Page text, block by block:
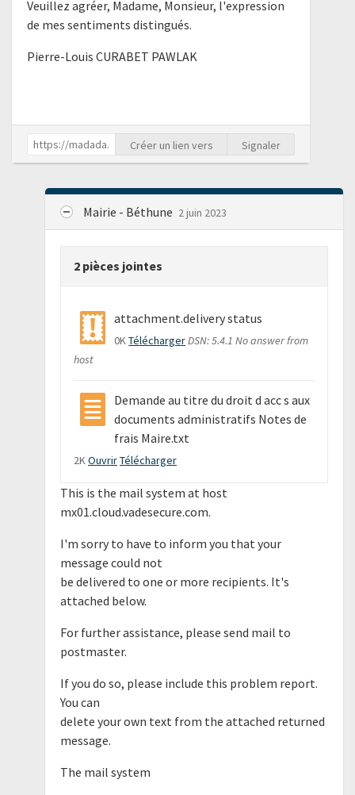
Veuillez agréer, Madame, Monsieur, l'expression
de mes sentiments distingués.
Pierre-Louis CURABET PAWLAK
Créer un lien vers Signaler
Mairie - Béthune 2 juin 2023
2 pièces jointes
attachment.delivery status
0KTéléchargerDSN: 5.4.1 No answer from
host
Demande au titre du droit d acc s aux
documents administratifs Notes de
frais Maire.txt
2K OuvrirTélécharger
This is the mail system at host
mx01.cloud.vadesecure.com.
I'm sorry to have to inform you that your
message could not
be delivered to one or more recipients. It's
attached below.
For further assistance, please send mail to
postmaster.
If you do so, please include this problem report.
You can
delete your own text from the attached returned
message.
The mail system